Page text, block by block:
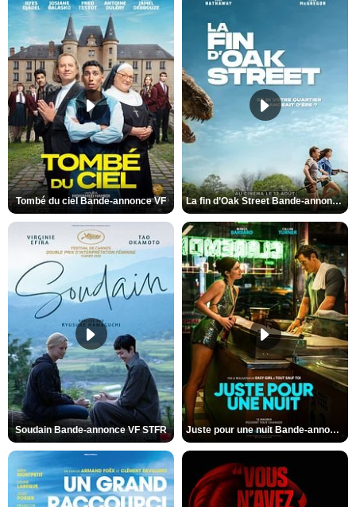
Tombé du ciel Bande-annonce VF La fin d’Oak Street Bande-annonce VO STFR
Soudain Bande-annonce VF STFR Juste pour une nuit Bande-annonce VO STFR